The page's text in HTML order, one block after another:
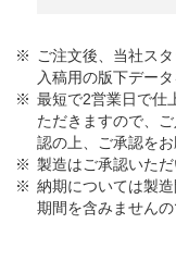
ご注文後、当社ス
入稿用の版下デー
最短で2営業日で仕
ただきますので、
認の上、ご承認をお
製造はご承認いただ
納期については製
期間を含みませんの